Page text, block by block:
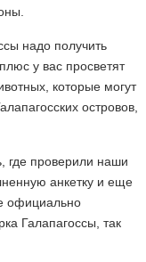
надо получить
у вас просветят
которые могут
островов,
где проверили наши
анкетку и еще
официально
Галапагоссы, так